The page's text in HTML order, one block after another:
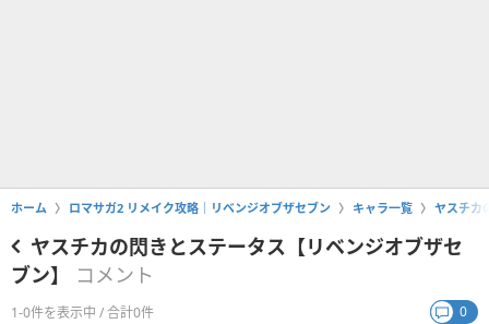
ホーム ロマサガ2 リメイク攻略｜リベンジオブザセブン キャラ一覧 ヤスチカ
ヤスチカの閃きとステータス【リベンジオブザセ
ブン】
コメント
1-0件を表示中 / 合計0件 0